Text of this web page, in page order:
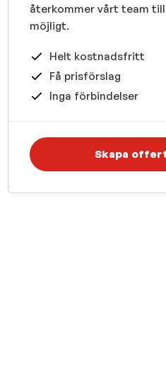
återkommer vårt team
möjligt.
Helt kostnadsfritt
Få prisförslag
Inga förbindelser
Skapa